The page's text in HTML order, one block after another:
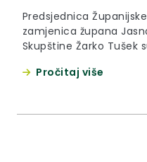
Predsjednica
zamjenica župana
Skupštine Žarko Tušek
kolonije Tirgovi u
Pročitaj više